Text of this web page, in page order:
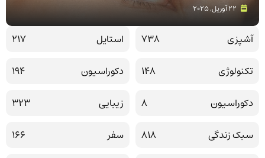
آشپزی 738 استایل
217
تکنولوژی
148 دکوراسیون
194
دکوراسیون
8 زیبایی
323
سبک زندگی
818 سفر
166